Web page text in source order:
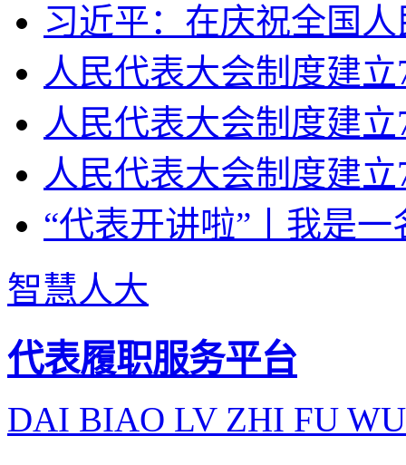
习近平：在庆祝全国
人民代表大会制度建
人民代表大会制度建
人民代表大会制度建
“代表开讲啦”丨我是
智慧人大
代表履职服务平台
DAI BIAO LV ZHI FU